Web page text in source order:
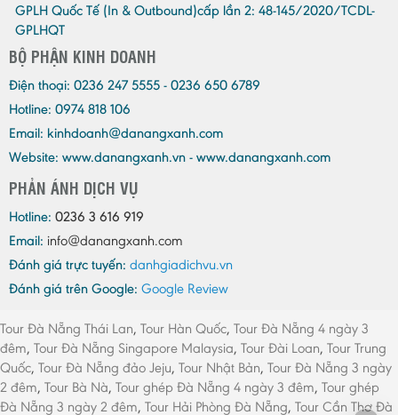
GPLH Quốc Tế (In & Outbound)cấp lần 2: 48-145/2020/TCDL-
GPLHQT
BỘ PHẬN KINH DOANH
Điện thoại: 0236 247 5555 - 0236 650 6789
Hotline: 0974 818 106
Email: kinhdoanh@danangxanh.com
Website: www.danangxanh.vn - www.danangxanh.com
PHẢN ÁNH DỊCH VỤ
Hotline: 0236 3 616 919
Email: info@danangxanh.com
Đánh giá trực tuyến: danhgiadichvu.vn
Đánh giá trên Google: Google Review
Tour Đà Nẵng Thái Lan, Tour Hàn Quốc, Tour Đà Nẵng 4 ngày 3
đêm, Tour Đà Nẵng Singapore Malaysia, Tour Đài Loan, Tour Trung
Quốc, Tour Đà Nẵng đảo Jeju, Tour Nhật Bản, Tour Đà Nẵng 3 ngày
2 đêm, Tour Bà Nà, Tour ghép Đà Nẵng 4 ngày 3 đêm, Tour ghép
Đà Nẵng 3 ngày 2 đêm, Tour Hải Phòng Đà Nẵng, Tour Cần Thơ Đà